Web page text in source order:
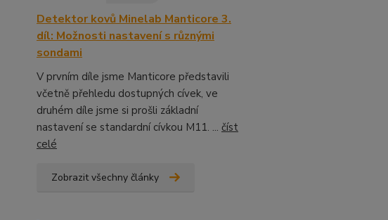
Detektor kovů Minelab Manticore 3.
díl: Možnosti nastavení s různými
sondami
V prvním díle jsme Manticore představili
včetně přehledu dostupných cívek, ve
druhém díle jsme si prošli základní
nastavení se standardní cívkou M11. ... číst
celé
Zobrazit všechny články